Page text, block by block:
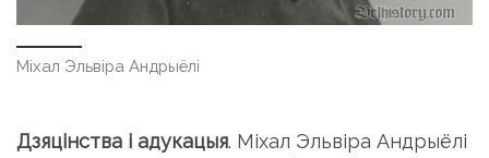
Міхал Эльвіра Андрыёлі
Дзяцінства і адукацыя. Міхал Эльвіра Андрыёлі